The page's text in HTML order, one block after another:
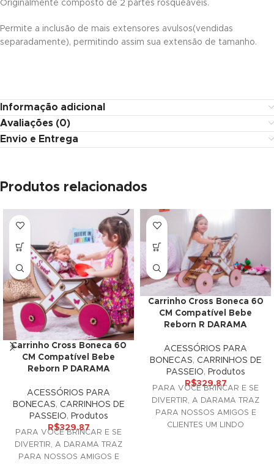
panel
panel
panel
panel
Panel
Panel
oku
Panel
panel
Oku
Originalmente composto de 2 partes rosqueáveis.
Permite a inclusão de mais extensores avulsos(vendidas
separadamente), permitindo assim sua extensão de tamanho.
Informação adicional
Avaliações (0)
Envio e Entrega
Produtos relacionados
Carrinho Cross Boneca 60
CM Compatível Bebe
Reborn P DARAMA
ACESSÓRIOS PARA
BONECAS, CARRINHOS DE
PASSEIO, Produtos
R$329.87
PARA VOCÊ BRINCAR E SE
DIVERTIR, A DARAMA TRAZ
PARA NOSSOS AMIGOS E
Carrinho Cross Boneca 60
CM Compatível Bebe
Reborn R DARAMA
ACESSÓRIOS PARA
BONECAS, CARRINHOS DE
PASSEIO, Produtos
R$329.87
PARA VOCÊ BRINCAR E SE
DIVERTIR, A DARAMA TRAZ
PARA NOSSOS AMIGOS E
CLIENTES UM LINDO